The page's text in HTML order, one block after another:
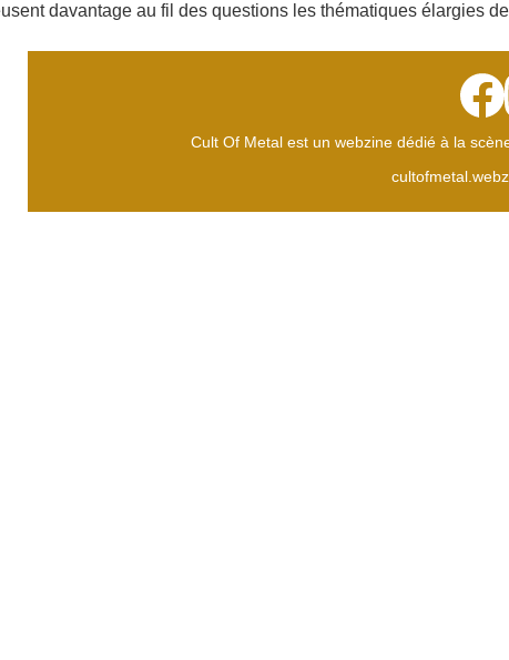
davantage au fil des questions les thématiques élargies
Cult Of Metal est un webzine dédié à la